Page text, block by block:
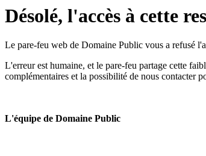
Désolé, l'accès à cette
Le pare-feu web de Domaine Public vous a refusé
L'erreur est humaine, et le pare-feu partage cette
complémentaires et la possibilité de nous contacter
L'équipe de Domaine Public